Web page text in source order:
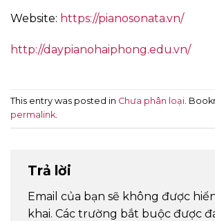
Website: https://pianosonata.vn/
http://daypianohaiphong.edu.vn/
This entry was posted in Chưa phân loại.
permalink.
Trả lời
Email của bạn sẽ không được
khai. Các trường bắt buộc được